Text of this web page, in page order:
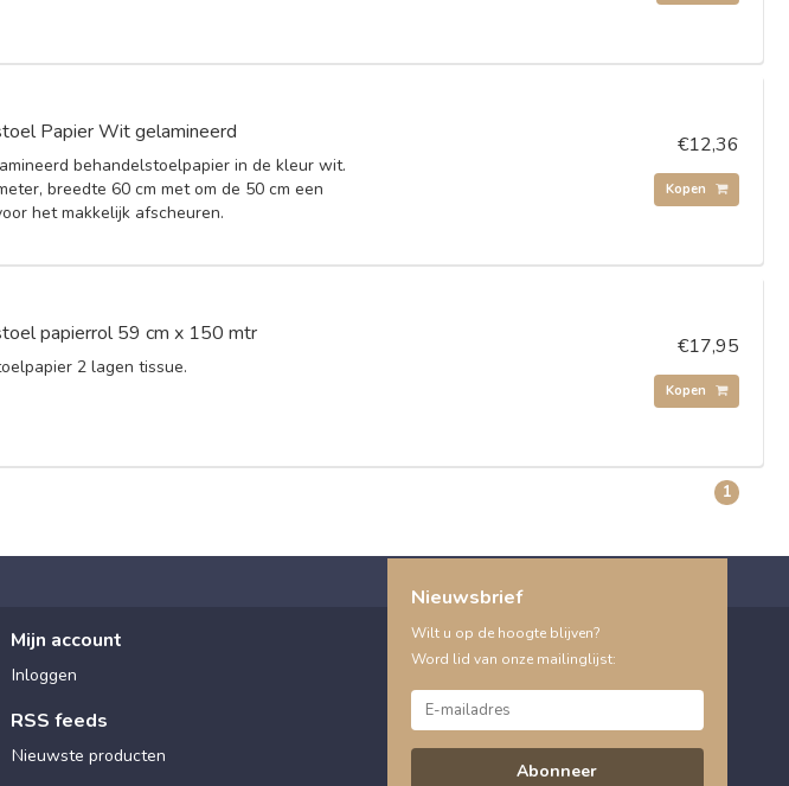
Papier Wit gelamineerd
behandelstoelpapier in de kleur wit.
breedte 60 cm met om de 50 cm een
het makkelijk afscheuren.
€12,36
Kopen
papierrol 59 cm x 150 mtr
2 lagen tissue.
€17,95
Kopen
1
Mijn account
Inloggen
RSS feeds
Nieuwste producten
Nieuwsbrief
Wilt u op de hoogte blijven?
Word lid van onze mailinglijst:
Abonneer